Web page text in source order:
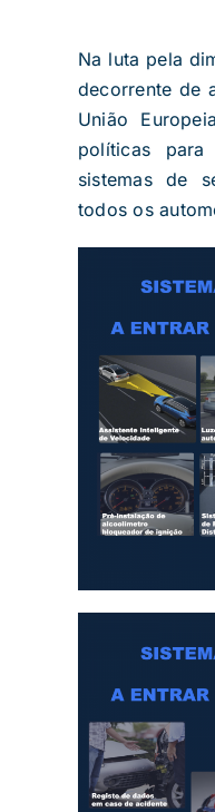
Na luta pela
decorrente de
União
políticas
sistemas de
todos os